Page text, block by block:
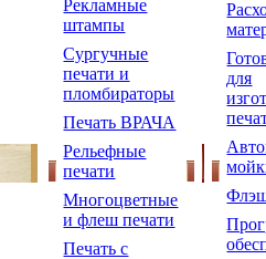
Рекламные
штампы
Сургучные
печати и
пломбираторы
Печать ВРАЧА
Рельефные
печати
Многоцветные
и флеш печати
Печать с
для